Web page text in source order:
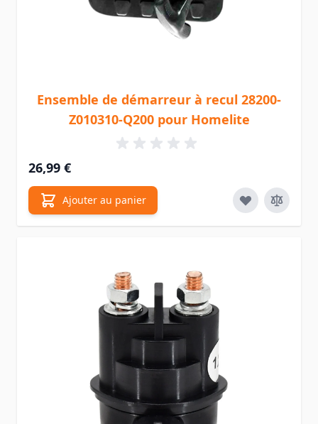
Ensemble de démarreur à recul 28200-
Z010310-Q200 pour Homelite
26,99 €
Ajouter au panier